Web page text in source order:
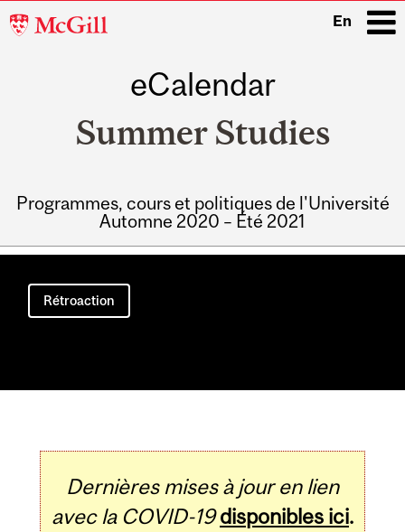
McGill
En
eCalendar
Summer Studies
Programmes, cours et politiques de l'Université
Automne 2020 – Été 2021
Main
navigation
Rétroaction
Dernières mises à jour en lien
avec la COVID-19 disponibles ici.